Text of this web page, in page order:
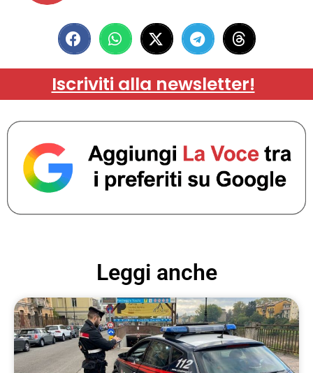
Iscriviti alla newsletter!
Leggi anche